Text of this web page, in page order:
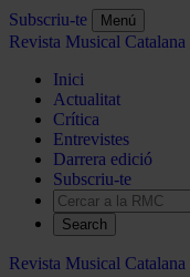
Subscriu-te Menú
Revista Musical Catalana
Inici
Actualitat
Crítica
Entrevistes
Darrera edició
Subscriu-te
Search
Revista Musical Catalana